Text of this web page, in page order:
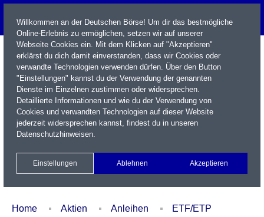
Name / WKN / ISIN / Kürzel
Xetra Realtime
Watchlist Portfolio Login
Home Aktien Anleihen
ETF/ETP
Willkommen an der Deutschen Börse! Um dir das bestmögliche
Online-Erlebnis zu ermöglichen, setzen wir auf unserer
Webseite Cookies ein. Mit dem Klicken auf "Akzeptieren"
erklärst du dich damit einverstanden, dass wir Cookies oder
verwandte Technologien verwenden dürfen. Über den Button
"Einstellungen" kannst du der Verwendung der genannten
Dienste im Einzelnen zustimmen oder widersprechen.
Detaillierte Informationen und wie du der Verwendung von
Cookies und verwandten Technologien auf dieser Website
jederzeit widersprechen kannst, findest du in unseren
Datenschutzhinweisen.
Einstellungen Ablehnen Akzeptieren